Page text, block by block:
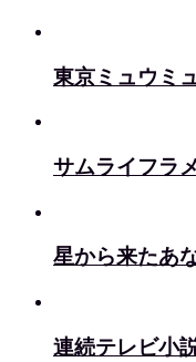
東京ミュウミ
サムライフラ
星から来たあ
連続テレビ小